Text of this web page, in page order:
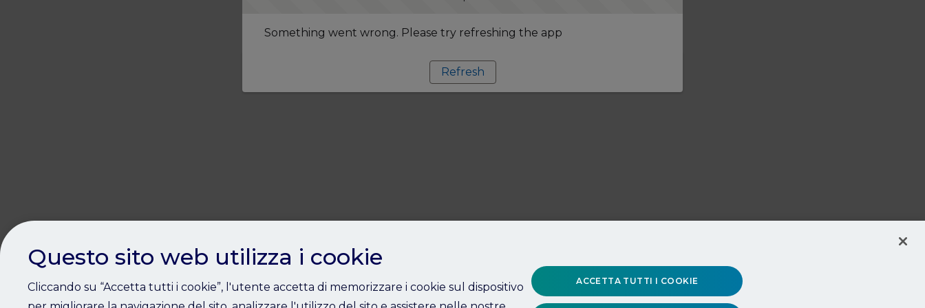
Something went wrong. Please try refreshing the app
Refresh
Questo sito web utilizza i cookie
Cliccando su “Accetta tutti i cookie”, l'utente accetta di memorizzare i cookie sul dispositivo
ACCETTA TUTTI I COOKIE